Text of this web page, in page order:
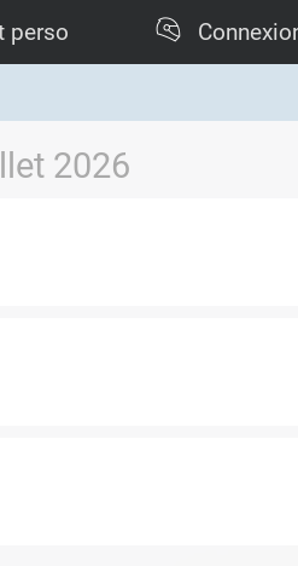
perso
2026